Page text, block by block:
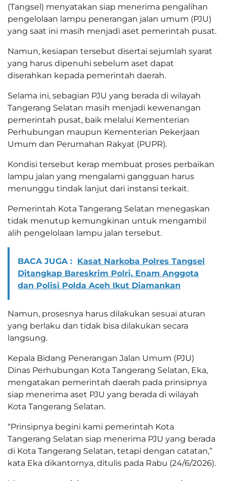
(Tangsel) menyatakan siap menerima pengalihan
pengelolaan lampu penerangan jalan umum (PJU)
yang saat ini masih menjadi aset pemerintah pusat.
Namun, kesiapan tersebut disertai sejumlah syarat
yang harus dipenuhi sebelum aset dapat
diserahkan kepada pemerintah daerah.
Selama ini, sebagian PJU yang berada di wilayah
Tangerang Selatan masih menjadi kewenangan
pemerintah pusat, baik melalui Kementerian
Perhubungan maupun Kementerian Pekerjaan
Umum dan Perumahan Rakyat (PUPR).
Kondisi tersebut kerap membuat proses perbaikan
lampu jalan yang mengalami gangguan harus
menunggu tindak lanjut dari instansi terkait.
Pemerintah Kota Tangerang Selatan menegaskan
tidak menutup kemungkinan untuk mengambil
alih pengelolaan lampu jalan tersebut.
BACA JUGA : Kasat Narkoba Polres Tangsel
Ditangkap Bareskrim Polri, Enam Anggota
dan Polisi Polda Aceh Ikut Diamankan
Namun, prosesnya harus dilakukan sesuai aturan
yang berlaku dan tidak bisa dilakukan secara
langsung.
Kepala Bidang Penerangan Jalan Umum (PJU)
Dinas Perhubungan Kota Tangerang Selatan, Eka,
mengatakan pemerintah daerah pada prinsipnya
siap menerima aset PJU yang berada di wilayah
Kota Tangerang Selatan.
“Prinsipnya begini kami pemerintah Kota
Tangerang Selatan siap menerima PJU yang berada
di Kota Tangerang Selatan, tetapi dengan catatan,”
kata Eka dikantornya, ditulis pada Rabu (24/6/2026).